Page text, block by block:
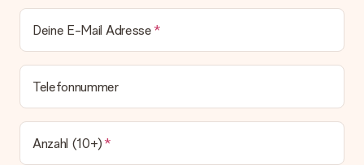
Deine E-Mail Adresse
Telefonnummer
Anzahl (10+)